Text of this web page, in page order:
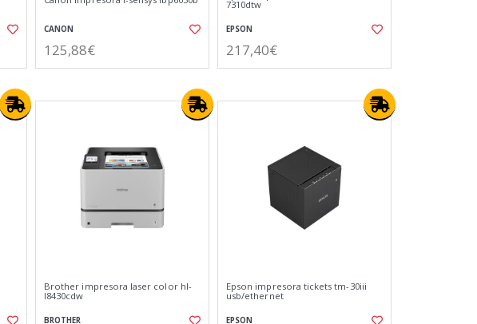
CANON
125,88€
7310dtw
EPSON
217,40€
Brother impresora laser color hl-
l8430cdw
BROTHER
Epson impresora tickets tm-30iii
usb/ethernet
EPSON